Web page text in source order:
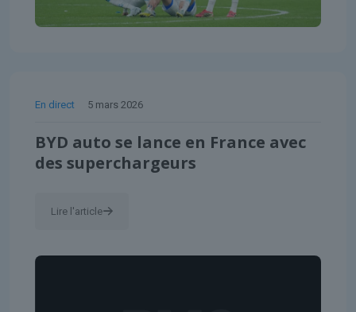
En direct 5 mars 2026
BYD auto se lance en France avec
des superchargeurs
Lire l'article